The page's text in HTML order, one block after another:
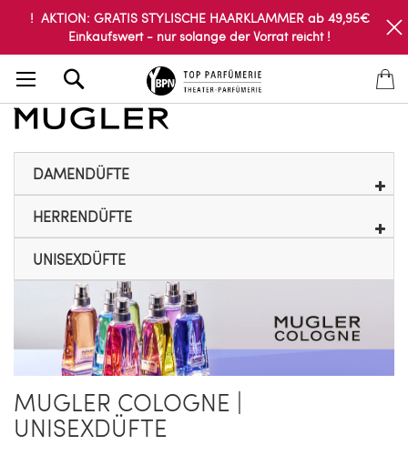
! AKTION: GRATIS STYLISCHE HAARKLAMMER ab 49,95€
Einkaufswert - nur solange der Vorrat reicht !
DAMENDÜFTE
HERRENDÜFTE
UNISEXDÜFTE
MUGLER COLOGNE |
UNISEXDÜFTE